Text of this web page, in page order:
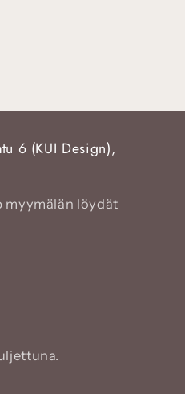
6 (KUI Design),
myymälän löydät